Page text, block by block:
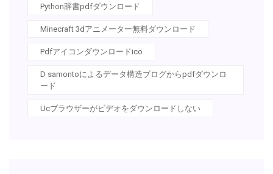
Python辞書pdfダウンロード
Minecraft 3dアニメーター無料ダウンロード
Pdfアイコンダウンロードico
D samontoによるデータ構造ブログからpdfダウンロ
ード
Ucブラウザーがビデオをダウンロードしない